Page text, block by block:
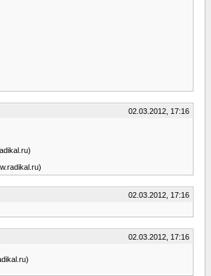
02.03.2012, 17:16
02.03.2012, 17:16
02.03.2012, 17:16